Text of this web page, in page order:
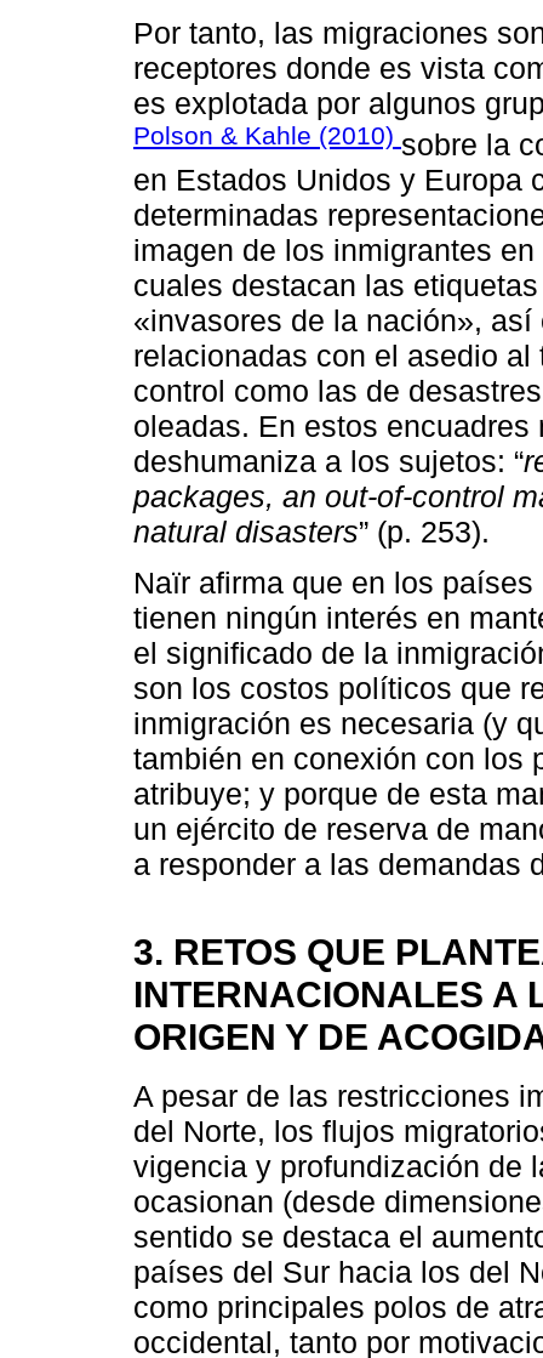
Por tanto, las migraciones
receptores donde es vista
es explotada por algunos
Polson & Kahle (2010) sobre la
en Estados Unidos y Europa
determinadas
imagen de los inmigrantes
cuales destacan las
«invasores de la nación»,
relacionadas con el asedio
control como las de
oleadas. En estos
deshumaniza a los sujetos: “
packages, an out-of-control
natural disasters” (p. 253).
Naïr afirma que en los
tienen ningún interés en
el significado de la
son los costos políticos que
inmigración es necesaria (y
también en conexión con los
atribuye; y porque de esta
un ejército de reserva de
a responder a las demandas
3. RETOS QUE
INTERNACIONALES A
ORIGEN Y DE
A pesar de las restricciones
del Norte, los flujos
vigencia y profundización de
ocasionan (desde
sentido se destaca el
países del Sur hacia los del
como principales polos de
occidental, tanto por